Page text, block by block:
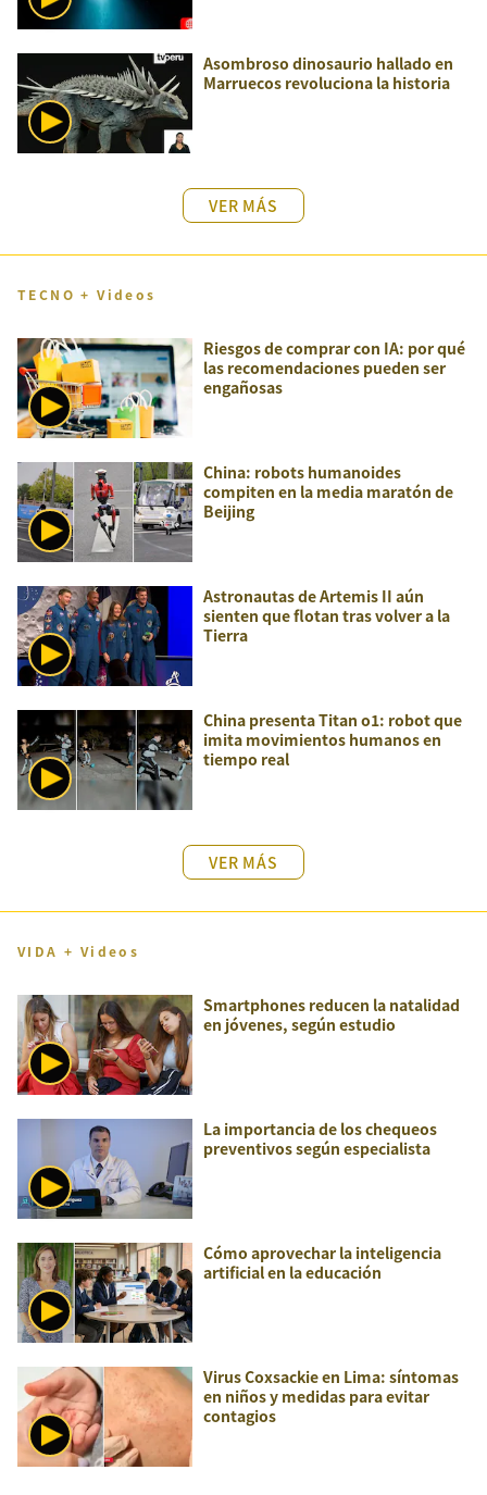
Asombroso dinosaurio hallado en
Marruecos revoluciona la historia
VER MÁS
TECNO + Videos
Riesgos de comprar con IA: por qué
las recomendaciones pueden ser
engañosas
China: robots humanoides
compiten en la media maratón de
Beijing
Astronautas de Artemis II aún
sienten que flotan tras volver a la
Tierra
China presenta Titan o1: robot que
imita movimientos humanos en
tiempo real
VER MÁS
VIDA + Videos
Smartphones reducen la natalidad
en jóvenes, según estudio
La importancia de los chequeos
preventivos según especialista
Cómo aprovechar la inteligencia
artificial en la educación
Virus Coxsackie en Lima: síntomas
en niños y medidas para evitar
contagios